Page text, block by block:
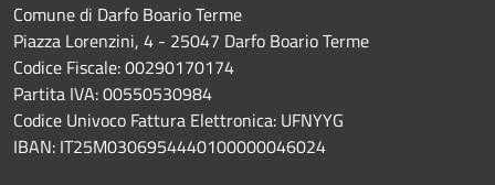
Comune di Darfo Boario Terme
Piazza Lorenzini, 4 - 25047 Darfo Boario Terme
Codice Fiscale: 00290170174
Partita IVA: 00550530984
Codice Univoco Fattura Elettronica: UFNYYG
IBAN: IT25M0306954440100000046024